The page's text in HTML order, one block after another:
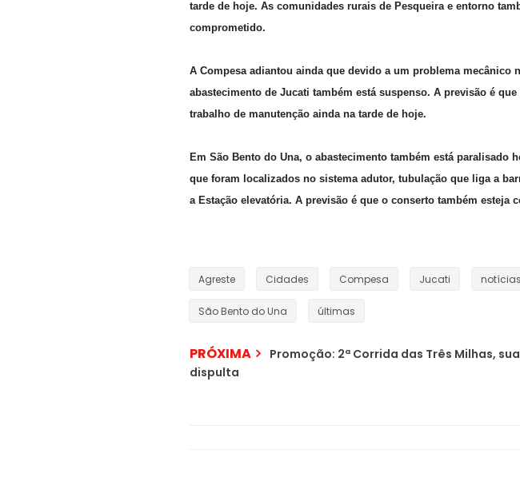
tarde de hoje. As comunidades rurais de Pesqueira e entorno
comprometido.
A Compesa adiantou ainda que devido a um problema mecânico
abastecimento de Jucati também está suspenso. A previsão é
trabalho de manutenção ainda na tarde de hoje.
Em São Bento do Una, o abastecimento também está paralisado
que foram localizados no sistema adutor, tubulação que liga a
a Estação elevatória. A previsão é que o conserto também esteja
Agreste Cidades Compesa Jucati notícias
São Bento do Una últimas
PRÓXIMA
Promoção: 2ª Corrida das Três Milhas,
dispulta